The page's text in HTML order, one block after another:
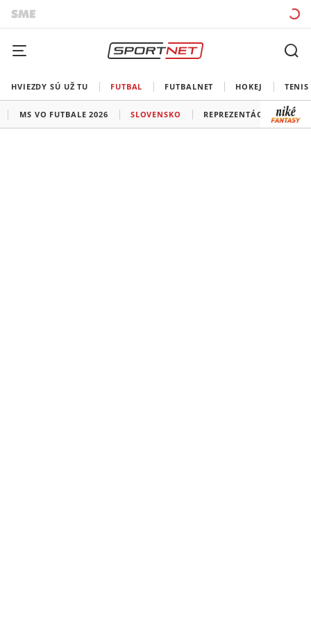
HVIEZDY SÚ UŽ TU FUTBAL FUTBALNET HOKEJ TENIS
MS VO FUTBALE 2026 SLOVENSKO REPREZENTÁCIE